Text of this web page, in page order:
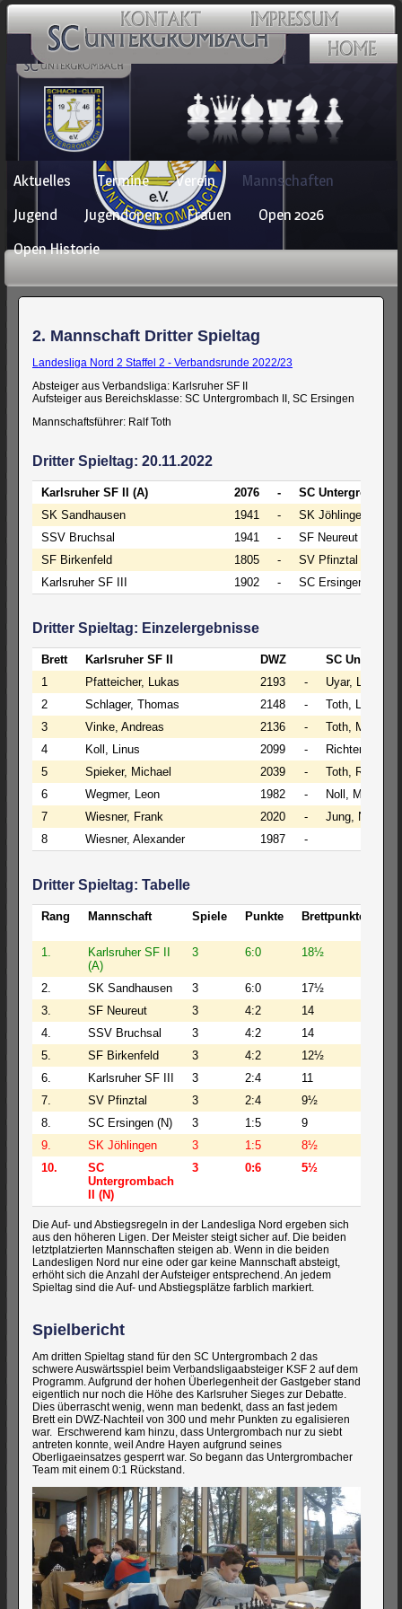
Navigation
überspringen
Aktuelles Termine Verein
Mannschaften
Jugend
Jugendopen Frauen
Open 2026
Open Historie
2. Mannschaft Dritter Spieltag
Landesliga Nord 2 Staffel 2 - Verbandsrunde 2022/23
Absteiger aus Verbandsliga: Karlsruher SF II
Aufsteiger aus Bereichsklasse: SC Untergrombach II, SC Ersingen
Mannschaftsführer: Ralf Toth
Dritter Spieltag: 20.11.2022
Karlsruher SF II (A) 2076 -
SC
SK Sandhausen
1941 -
SK Jöhlingen
SSV Bruchsal
1941 -
SF Neureut
SF Birkenfeld
1805 -
SV Pfinztal
Karlsruher SF III
1902 - SC Ersingen (N)
Dritter Spieltag: Einzelergebnisse
Brett Karlsruher SF II DWZ
SC
1
Pfatteicher, Lukas 2193 -
Uyar, Levin
2
Schlager, Thomas 2148 -
Toth, Luca
3
Vinke, Andreas 2136 -
Toth, Marc
4
Koll, Linus 2099 -
Richter, Simon
5
Spieker, Michael 2039 -
Toth, Ralf
6
Wegmer, Leon 1982 -
Noll, Michael
7
Wiesner, Frank 2020 -
Jung, Niklas
8
Wiesner, Alexander 1987 -
Dritter Spieltag: Tabelle
Rang Mannschaft Spiele Punkte Brettpunkte
1.
Karlsruher SF II
(A)
3 6:0 18½
2. SK Sandhausen 3 6:0 17½
3.
SF Neureut 3 4:2 14
4.
SSV Bruchsal 3 4:2 14
5.
SF Birkenfeld 3 4:2 12½
6.
Karlsruher SF III 3 2:4 11
7.
SV Pfinztal 3 2:4 9½
8.
SC Ersingen (N) 3 1:5 9
9.
SK Jöhlingen 3 1:5 8½
10.
SC
Untergrombach
II (N)
3 0:6 5½
Die Auf- und Abstiegsregeln in der Landesliga Nord ergeben sich
aus den höheren Ligen. Der Meister steigt sicher auf. Die beiden
letztplatzierten Mannschaften steigen ab. Wenn in die beiden
Landesligen Nord nur eine oder gar keine Mannschaft absteigt,
erhöht sich die Anzahl der Aufsteiger entsprechend. An jedem
Spieltag sind die Auf- und Abstiegsplätze farblich markiert.
Spielbericht
Am dritten Spieltag stand für den SC Untergrombach 2 das
schwere Auswärtsspiel beim Verbandsligaabsteiger KSF 2 auf dem
Programm. Aufgrund der hohen Überlegenheit der Gastgeber stand
eigentlich nur noch die Höhe des Karlsruher Sieges zur Debatte.
Dies überrascht wenig, wenn man bedenkt, dass an fast jedem
Brett ein DWZ-Nachteil von 300 und mehr Punkten zu egalisieren
war. Erschwerend kam hinzu, dass Untergrombach nur zu siebt
antreten konnte, weil Andre Hayen aufgrund seines
Oberligaeinsatzes gesperrt war. So begann das Untergrombacher
Team mit einem 0:1 Rückstand.